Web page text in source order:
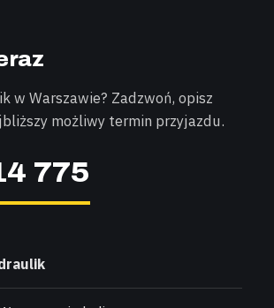
w Warszawie? Zadzwoń, opisz
możliwy termin przyjazdu.
775